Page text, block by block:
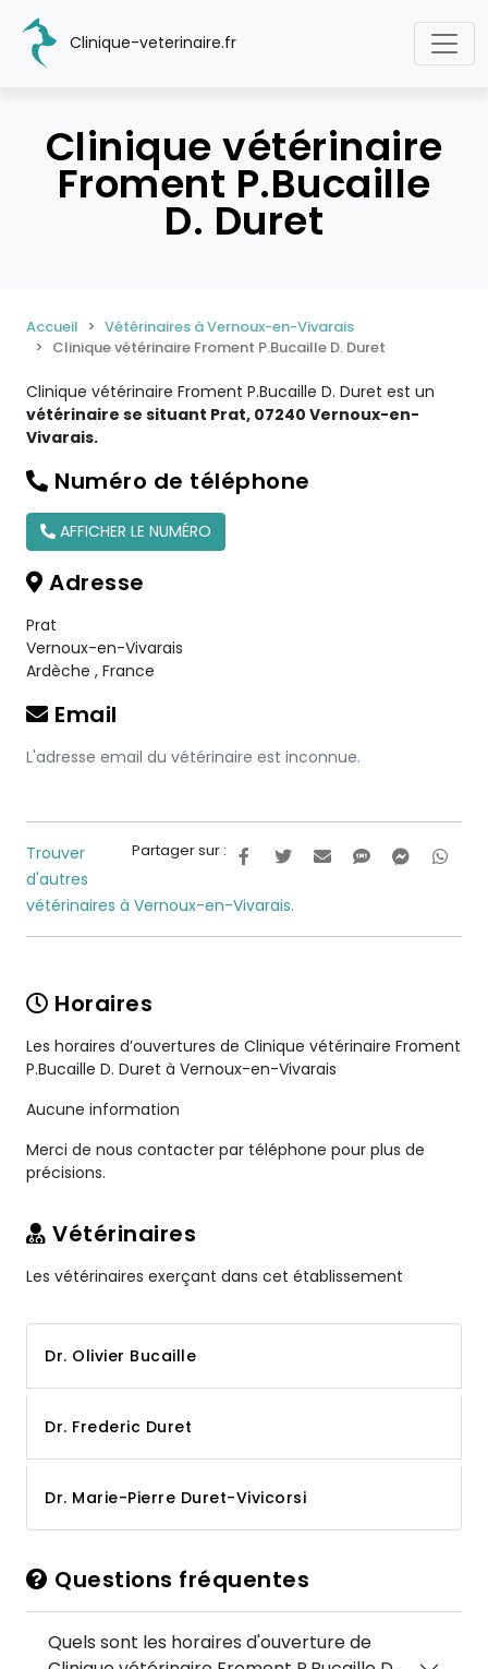
Clinique-veterinaire.fr
Clinique vétérinaire
Froment P.Bucaille
D. Duret
Accueil
Vétérinaires à Vernoux-en-Vivarais
Clinique vétérinaire Froment P.Bucaille D. Duret
Clinique vétérinaire Froment P.Bucaille D. Duret est un
vétérinaire se situant Prat, 07240 Vernoux-en-
Vivarais.
Numéro de téléphone
AFFICHER LE NUMÉRO
Adresse
Prat
Vernoux-en-Vivarais
Ardèche , France
Email
L'adresse email du vétérinaire est inconnue.
Partager sur :
Trouver
d'autres
vétérinaires à Vernoux-en-Vivarais.
Horaires
Les horaires d’ouvertures de Clinique vétérinaire Froment
P.Bucaille D. Duret à Vernoux-en-Vivarais
Aucune information
Merci de nous contacter par téléphone pour plus de
précisions.
Vétérinaires
Les vétérinaires exerçant dans cet établissement
Dr. Olivier Bucaille
Dr. Frederic Duret
Dr. Marie-Pierre Duret-Vivicorsi
Questions fréquentes
Quels sont les horaires d'ouverture de